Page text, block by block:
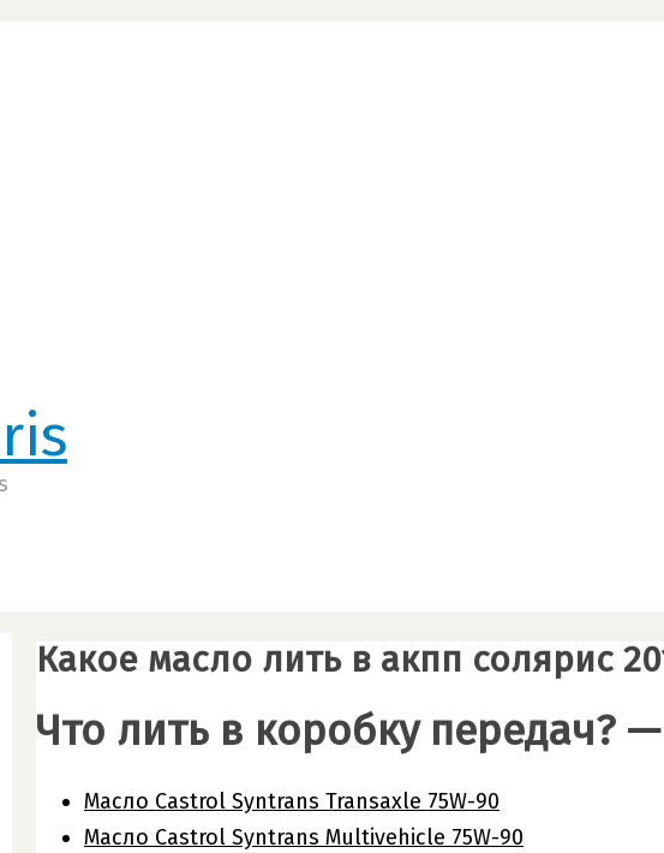
Какое масло лить в акпп солярис
Что лить в коробку передач?
Масло Castrol Syntrans Transaxle 75W-90
Масло Castrol Syntrans Multivehicle 75W-90